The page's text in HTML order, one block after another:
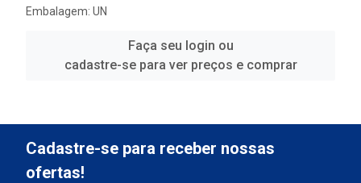
Embalagem: UN
Faça seu login ou
cadastre-se para ver preços e comprar
Cadastre-se para receber nossas
ofertas!